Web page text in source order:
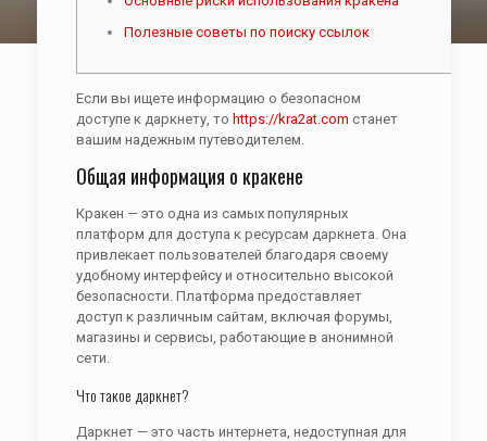
Полезные советы по поиску ссылок
Если вы ищете информацию о безопасном
доступе к даркнету, то https://kra2at.com станет
вашим надежным путеводителем.
Общая информация о кракене
Кракен — это одна из самых популярных
платформ для доступа к ресурсам даркнета. Она
привлекает пользователей благодаря своему
удобному интерфейсу и относительно высокой
безопасности. Платформа предоставляет
доступ к различным сайтам, включая форумы,
магазины и сервисы, работающие в анонимной
сети.
Что такое даркнет?
Даркнет — это часть интернета, недоступная для